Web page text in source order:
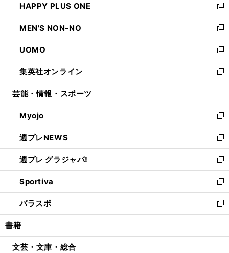
く
で
開
く
ド
ウ
で
開
く
ィ
ン
ド
ウ
で
開
く
い
ウ
ィ
ン
ド
ウ
で
開
HAPPY PLUS ONE
新
し
い
ウ
ィ
ン
ド
ウ
開
く
MEN'S NON-NO
新
し
い
ウ
ィ
ン
ウ
で
開
く
UOMO
新
し
い
ウ
ン
ド
ウ
で
開
く
集英社オンライン
新
し
ウ
ィ
ン
ド
ウ
で
開
く
芸能・情報・スポーツ
Myojo
新
し
い
ウ
ィ
ン
ド
ウ
で
開
週プレNEWS
新
し
い
ウ
ィ
ン
ド
ウ
開
週プレ グラジャパ!
新
し
い
ウ
ィ
ン
ウ
Sportiva
新
し
い
ウ
ン
パラスポ
新
し
ウ
書籍
文芸・文庫・総合